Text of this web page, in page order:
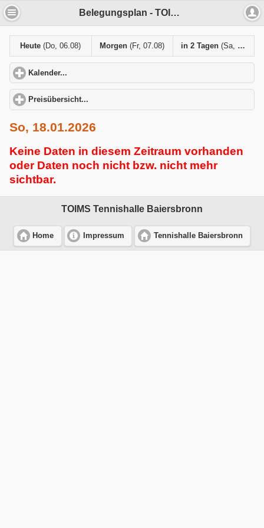
Belegungsplan - TOIMS Tennishalle Baiersbronn
Heute(Do, 06.08) Morgen(Fr, 07.08) in 2 Tagen (Sa, 08.08)
Kalender...
Preisübersicht...
So, 18.01.2026
Keine Daten in diesem Zeitraum vorhanden
oder Daten noch nicht bzw. nicht mehr
sichtbar.
TOIMS Tennishalle Baiersbronn
Home Impressum Tennishalle Baiersbronn